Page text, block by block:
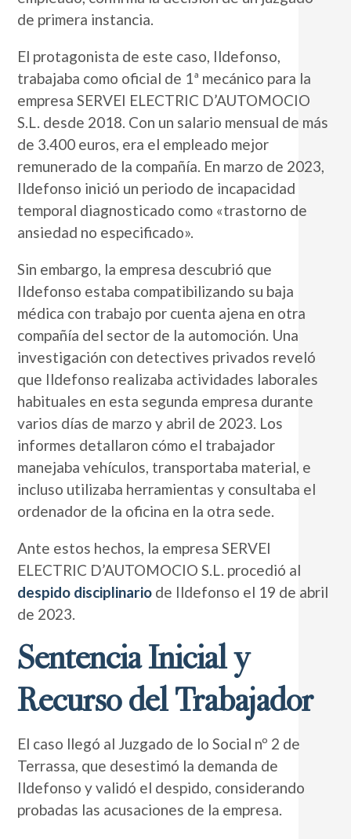
de primera instancia.
El protagonista de este caso, Ildefonso,
trabajaba como oficial de 1ª mecánico para la
empresa SERVEI ELECTRIC D’AUTOMOCIO
S.L. desde 2018. Con un salario mensual de más
de 3.400 euros, era el empleado mejor
remunerado de la compañía. En marzo de 2023,
Ildefonso inició un periodo de incapacidad
temporal diagnosticado como «trastorno de
ansiedad no especificado».
Sin embargo, la empresa descubrió que
Ildefonso estaba compatibilizando su baja
médica con trabajo por cuenta ajena en otra
compañía del sector de la automoción. Una
investigación con detectives privados reveló
que Ildefonso realizaba actividades laborales
habituales en esta segunda empresa durante
varios días de marzo y abril de 2023. Los
informes detallaron cómo el trabajador
manejaba vehículos, transportaba material, e
incluso utilizaba herramientas y consultaba el
ordenador de la oficina en la otra sede.
Ante estos hechos, la empresa SERVEI
ELECTRIC D’AUTOMOCIO S.L. procedió al
despido disciplinario de Ildefonso el 19 de abril
de 2023.
Sentencia Inicial y
Recurso del Trabajador
El caso llegó al Juzgado de lo Social nº 2 de
Terrassa, que desestimó la demanda de
Ildefonso y validó el despido, considerando
probadas las acusaciones de la empresa.